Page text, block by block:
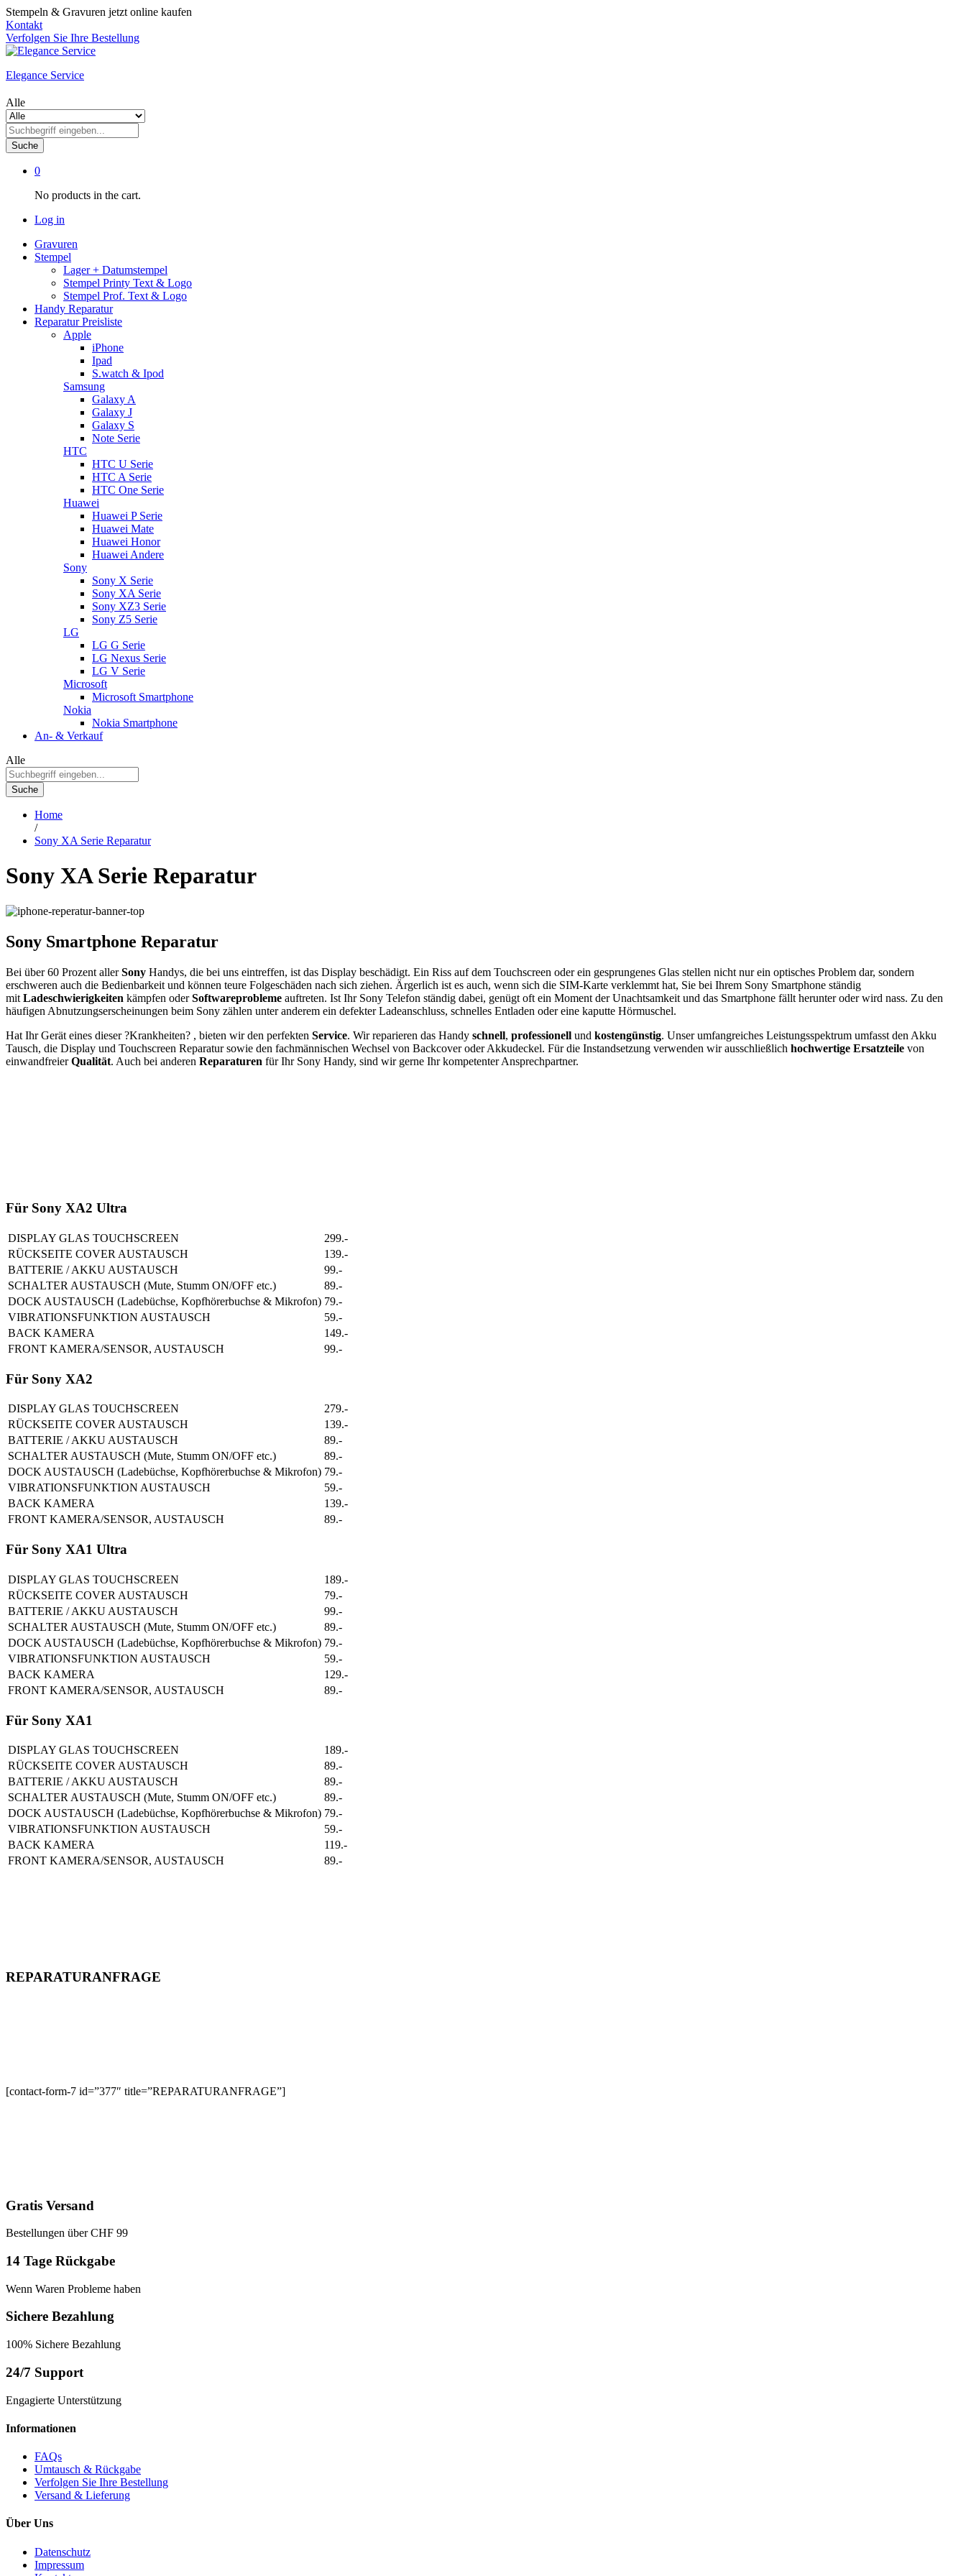
Stempeln & Gravuren jetzt online kaufen
Kontakt
Verfolgen Sie Ihre Bestellung
Elegance Service
Alle
Suche
0
No products in the cart.
Log in
Gravuren
Stempel
Lager + Datumstempel
Stempel Printy Text & Logo
Stempel Prof. Text & Logo
Handy Reparatur
Reparatur Preisliste
Apple
iPhone
Ipad
S.watch & Ipod
Samsung
Galaxy A
Galaxy J
Galaxy S
Note Serie
HTC
HTC U Serie
HTC A Serie
HTC One Serie
Huawei
Huawei P Serie
Huawei Mate
Huawei Honor
Huawei Andere
Sony
Sony X Serie
Sony XA Serie
Sony XZ3 Serie
Sony Z5 Serie
LG
LG G Serie
LG Nexus Serie
LG V Serie
Microsoft
Microsoft Smartphone
Nokia
Nokia Smartphone
An- & Verkauf
Alle
Suche
Home
/
Sony XA Serie Reparatur
Sony XA Serie Reparatur
Sony Smartphone Reparatur
Bei über 60 Prozent allerSony Handys, die bei uns eintreffen, ist das Display beschädigt. Ein Riss auf dem Touchscreen oder ein gesprungenes Glas stellen nicht nur ein optisches Problem dar, sondern
erschweren auch die Bedienbarkeit und können teure Folgeschäden nach sich ziehen. Ärgerlich ist es auch, wenn sich die SIM-Karte verklemmt hat, Sie bei Ihrem Sony Smartphone ständig
mit Ladeschwierigkeiten kämpfen oderSoftwareprobleme auftreten. Ist Ihr Sony Telefon ständig dabei, genügt oft ein Moment der Unachtsamkeit und das Smartphone fällt herunter oder wird nass. Zu den
häufigen Abnutzungserscheinungen beim Sony zählen unter anderem ein defekter Ladeanschluss, schnelles Entladen oder eine kaputte Hörmuschel.
Hat Ihr Gerät eines dieser ?Krankheiten? , bieten wir den perfekten Service. Wir reparieren das Handy schnell, professionell und kostengünstig. Unser umfangreiches Leistungsspektrum umfasst den Akku
Tausch, die Display und Touchscreen Reparatur sowie den fachmännischen Wechsel von Backcover oder Akkudeckel. Für die Instandsetzung verwenden wir ausschließlich hochwertige Ersatzteile von
einwandfreierQualität. Auch bei anderen Reparaturen für Ihr Sony Handy, sind wir gerne Ihr kompetenter Ansprechpartner.
Für Sony XA2 Ultra
DISPLAY GLAS TOUCHSCREEN
299.-
RÜCKSEITE COVER AUSTAUSCH
139.-
BATTERIE / AKKU AUSTAUSCH
99.-
SCHALTER AUSTAUSCH (Mute, Stumm ON/OFF etc.)
89.-
DOCK AUSTAUSCH (Ladebüchse, Kopfhörerbuchse & Mikrofon) 79.-
VIBRATIONSFUNKTION AUSTAUSCH
59.-
BACK KAMERA
149.-
FRONT KAMERA/SENSOR, AUSTAUSCH
99.-
Für Sony XA2
DISPLAY GLAS TOUCHSCREEN
279.-
RÜCKSEITE COVER AUSTAUSCH
139.-
BATTERIE / AKKU AUSTAUSCH
89.-
SCHALTER AUSTAUSCH (Mute, Stumm ON/OFF etc.)
89.-
DOCK AUSTAUSCH (Ladebüchse, Kopfhörerbuchse & Mikrofon) 79.-
VIBRATIONSFUNKTION AUSTAUSCH
59.-
BACK KAMERA
139.-
FRONT KAMERA/SENSOR, AUSTAUSCH
89.-
Für Sony XA1 Ultra
DISPLAY GLAS TOUCHSCREEN
189.-
RÜCKSEITE COVER AUSTAUSCH
79.-
BATTERIE / AKKU AUSTAUSCH
99.-
SCHALTER AUSTAUSCH (Mute, Stumm ON/OFF etc.)
89.-
DOCK AUSTAUSCH (Ladebüchse, Kopfhörerbuchse & Mikrofon) 79.-
VIBRATIONSFUNKTION AUSTAUSCH
59.-
BACK KAMERA
129.-
FRONT KAMERA/SENSOR, AUSTAUSCH
89.-
Für Sony XA1
DISPLAY GLAS TOUCHSCREEN
189.-
RÜCKSEITE COVER AUSTAUSCH
89.-
BATTERIE / AKKU AUSTAUSCH
89.-
SCHALTER AUSTAUSCH (Mute, Stumm ON/OFF etc.)
89.-
DOCK AUSTAUSCH (Ladebüchse, Kopfhörerbuchse & Mikrofon) 79.-
VIBRATIONSFUNKTION AUSTAUSCH
59.-
BACK KAMERA
119.-
FRONT KAMERA/SENSOR, AUSTAUSCH
89.-
REPARATURANFRAGE
[contact-form-7 id=”377″ title=”REPARATURANFRAGE”]
Gratis Versand
Bestellungen über CHF 99
14 Tage Rückgabe
Wenn Waren Probleme haben
Sichere Bezahlung
100% Sichere Bezahlung
24/7 Support
Engagierte Unterstützung
Informationen
FAQs
Umtausch & Rückgabe
Verfolgen Sie Ihre Bestellung
Versand & Lieferung
Über Uns
Datenschutz
Impressum